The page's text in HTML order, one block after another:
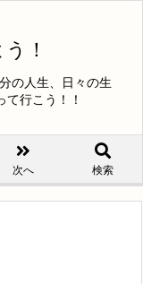
！
の人生、日々の生
行こう！！
次へ 検索